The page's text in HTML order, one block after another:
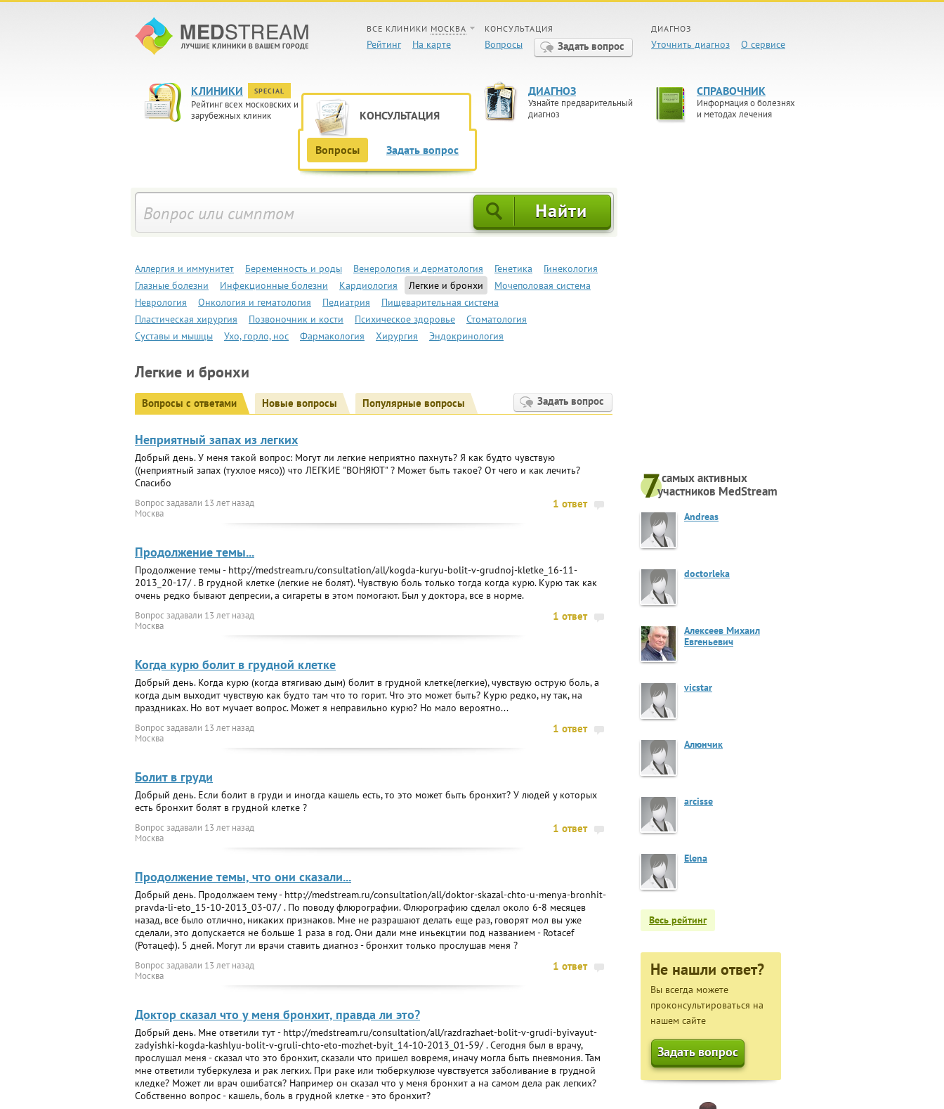
ВСЕ КЛИНИКИ МОСКВА
Рейтинг На карте
КОНСУЛЬТАЦИЯ
Вопросы Задать вопрос
ДИАГНОЗ
Уточнить диагноз О сервисе
КЛИНИКИ SPECIAL
Рейтинг всех московских и
зарубежных клиник
КОНСУЛЬТАЦИЯ
ДИАГНОЗ
Узнайте предварительный
диагноз
СПРАВОЧНИК
Информация о болезнях
и методах лечения
Вопросы Задать вопрос
Аллергия и иммунитет Беременность и роды Венерология и дерматология Генетика
Гинекология
Глазные болезни
Инфекционные болезни Кардиология Легкие и бронхи
Мочеполовая система
Неврология
Онкология и гематология Педиатрия
Пищеварительная система
Пластическая хирургия
Позвоночник и кости Психическое здоровье
Стоматология
Суставы и мышцы
Ухо, горло, нос Фармакология Хирургия Эндокринология
Легкие и бронхи
Вопросы с ответами Новые вопросы Популярные вопросы Задать вопрос
Неприятный запах из легких
Добрый день. У меня такой вопрос: Могут ли легкие неприятно пахнуть? Я как будто чувствую
((неприятный запах (тухлое мясо)) что ЛЕГКИЕ "ВОНЯЮТ" ? Может быть такое? От чего и как лечить?
Спасибо
Вопрос задавали 13 лет назад
Москва
1 ответ
Продолжение темы...
Продолжение темы - http://medstream.ru/consultation/all/kogda-kuryu-bolit-v-grudnoj-kletke_16-11-
2013_20-17/ . В грудной клетке (легкие не болят). Чувствую боль только тогда когда курю. Курю так как
очень редко бывают депресии, а сигареты в этом помогают. Был у доктора, все в норме.
Вопрос задавали 13 лет назад
Москва
1 ответ
Когда курю болит в грудной клетке
Добрый день. Когда курю (когда втягиваю дым) болит в грудной клетке(легкие), чувствую острую боль, а
когда дым выходит чувствую как будто там что то горит. Что это может быть? Курю редко, ну так, на
праздниках. Но вот мучает вопрос. Может я неправильно курю? Но мало вероятно...
Вопрос задавали 13 лет назад
Москва
1 ответ
Болит в груди
Добрый день. Если болит в груди и иногда кашель есть, то это может быть бронхит? У людей у которых
есть бронхит болят в грудной клетке ?
Вопрос задавали 13 лет назад
Москва
1 ответ
Продолжение темы, что они сказали...
Добрый день. Продолжаем тему - http://medstream.ru/consultation/all/doktor-skazal-chto-u-menya-bronhit-
pravda-li-eto_15-10-2013_03-07/ . По поводу флюрографии. Флюрографию сделал около 6-8 месяцев
назад, все было отлично, никаких признаков. Мне не разрашают делать еще раз, говорят мол вы уже
сделали, это допускается не больше 1 раза в год. Они дали мне иньекцтии под названием - Rotacef
(Ротацеф). 5 дней. Могут ли врачи ставить диагноз - бронхит только прослушав меня ?
Вопрос задавали 13 лет назад
Москва
1 ответ
Доктор сказал что у меня бронхит, правда ли это?
Добрый день. Мне ответили тут - http://medstream.ru/consultation/all/razdrazhaet-bolit-v-grudi-byivayut-
zadyishki-kogda-kashlyu-bolit-v-gruli-chto-eto-mozhet-byit_14-10-2013_01-59/ . Сегодня был в врачу,
прослушал меня - сказал что это бронхит, сказали что пришел вовремя, иначу могла быть пневмония. Там
мне ответили туберкулеза и рак легких. При раке или тюберкулюзе чувствуется заболивание в грудной
кледке? Может ли врач ошибатся? Например он сказал что у меня бронхит а на самом дела рак легких?
Собственно вопрос - кашель, боль в грудной клетке - это бронхит?
самых активныx
участников MedStream
Andreas
doctorleka
Алексеев Михаил
Евгеньевич
vicstar
Алюнчик
arcisse
Elena
Весь рейтинг
Не нашли ответ?
Вы всегда можете
проконсультироваться на
нашем сайте
Задать вопрос